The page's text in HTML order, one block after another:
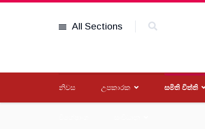
All Sections
නිවස උපකාරක සමිති විත්ති